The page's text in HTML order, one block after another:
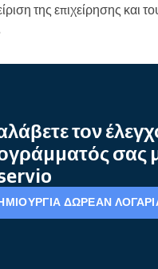
της επιχείρησης και
τον
σας
ΔΩΡΕΆΝ